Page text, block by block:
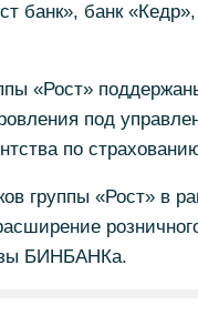
банк», банк
«Рост»
под
по
группы «Рост» в
БИНБАНКа.